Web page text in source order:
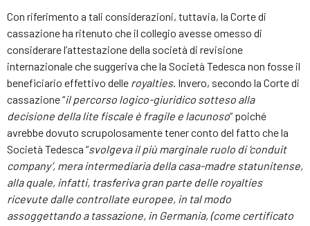
Con riferimento a tali considerazioni, tuttavia, la Corte di
cassazione ha ritenuto che il collegio avesse omesso di
considerare l’attestazione della società di revisione
internazionale che suggeriva che la Società Tedesca non fosse il
beneficiario effettivo delle royalties. Invero, secondo la Corte di
cassazione “il percorso logico-giuridico sotteso alla
decisione della lite fiscale è fragile e lacunoso” poiché
avrebbe dovuto scrupolosamente tener conto del fatto che la
Società Tedesca “svolgeva il più marginale ruolo di ‘conduit
company’, mera intermediaria della casa-madre statunitense,
alla quale, infatti, trasferiva gran parte delle royalties
ricevute dalle controllate europee, in tal modo
assoggettando a tassazione, in Germania, (come certificato